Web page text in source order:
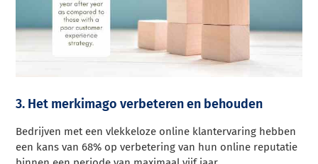
3. Het merkimago verbeteren en behouden
Bedrijven met een vlekkeloze online klantervaring hebben
een kans van 68% op verbetering van hun online reputatie